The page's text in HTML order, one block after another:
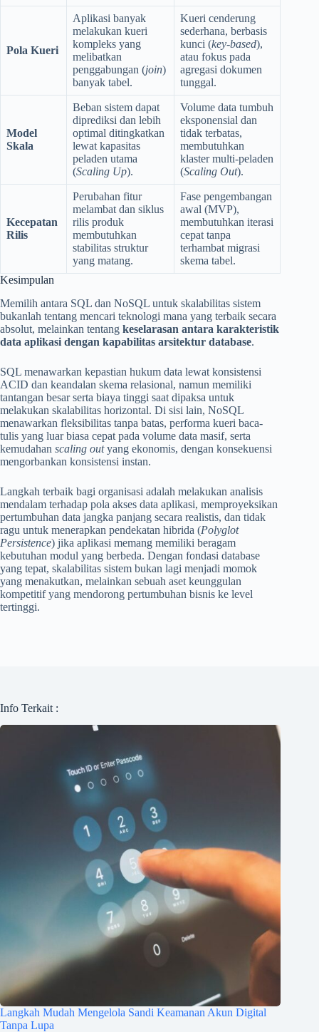
Pola Kueri
Aplikasi banyak
melakukan kueri
kompleks yang
melibatkan
penggabungan (join)
banyak tabel.
Kueri cenderung
sederhana, berbasis
kunci (key-based),
atau fokus pada
agregasi dokumen
tunggal.
Model
Skala
Beban sistem dapat
diprediksi dan lebih
optimal ditingkatkan
lewat kapasitas
peladen utama
(Scaling Up).
Volume data tumbuh
eksponensial dan
tidak terbatas,
membutuhkan
klaster multi-peladen
(Scaling Out).
Kecepatan
Rilis
Perubahan fitur
melambat dan siklus
rilis produk
membutuhkan
stabilitas struktur
yang matang.
Fase pengembangan
awal (MVP),
membutuhkan iterasi
cepat tanpa
terhambat migrasi
skema tabel.
Kesimpulan
Memilih antara SQL dan NoSQL untuk skalabilitas sistem
bukanlah tentang mencari teknologi mana yang terbaik secara
absolut, melainkan tentang keselarasan antara karakteristik
data aplikasi dengan kapabilitas arsitektur database.
SQL menawarkan kepastian hukum data lewat konsistensi
ACID dan keandalan skema relasional, namun memiliki
tantangan besar serta biaya tinggi saat dipaksa untuk
melakukan skalabilitas horizontal. Di sisi lain, NoSQL
menawarkan fleksibilitas tanpa batas, performa kueri baca-
tulis yang luar biasa cepat pada volume data masif, serta
kemudahan scaling outyang ekonomis, dengan konsekuensi
mengorbankan konsistensi instan.
Langkah terbaik bagi organisasi adalah melakukan analisis
mendalam terhadap pola akses data aplikasi, memproyeksikan
pertumbuhan data jangka panjang secara realistis, dan tidak
ragu untuk menerapkan pendekatan hibrida (Polyglot
Persistence) jika aplikasi memang memiliki beragam
kebutuhan modul yang berbeda. Dengan fondasi database
yang tepat, skalabilitas sistem bukan lagi menjadi momok
yang menakutkan, melainkan sebuah aset keunggulan
kompetitif yang mendorong pertumbuhan bisnis ke level
tertinggi.
Info Terkait :
Langkah Mudah Mengelola Sandi Keamanan Akun Digital
Tanpa Lupa